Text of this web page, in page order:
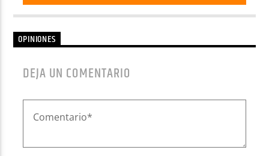
OPINIONES
DEJA UN COMENTARIO